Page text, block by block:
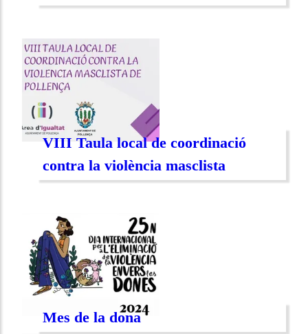
VIII Taula local de coordinació
contra la violència masclista
Mes de la dona